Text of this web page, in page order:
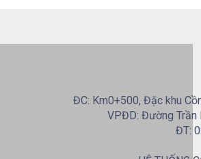
ĐC: Km0+500, Đặc khu
VPĐD: Đường Trần
ĐT: